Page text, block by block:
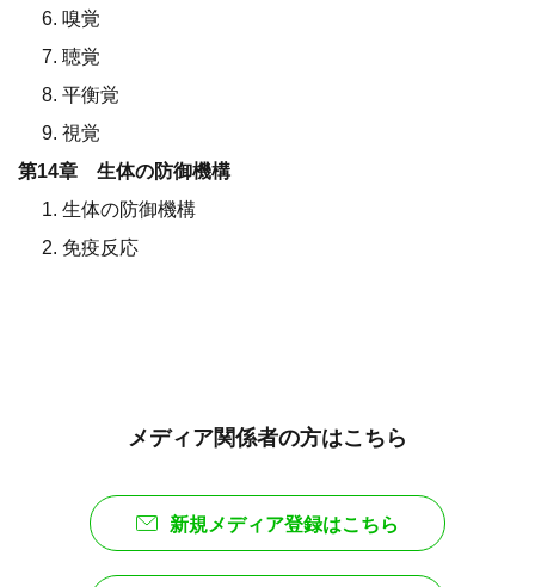
6. 嗅覚
7. 聴覚
8. 平衡覚
9. 視覚
第14章 生体の防御機構
1. 生体の防御機構
2. 免疫反応
メディア関係者の方はこちら
新規メディア登録はこちら